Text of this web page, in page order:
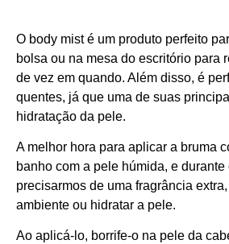
O body mist é um produto perfeito
bolsa ou na mesa do escritório para
de vez em quando. Além disso, é
quentes, já que uma de suas
hidratação da pele.
A melhor hora para aplicar a bruma
banho com a pele húmida, e durante
precisarmos de uma fragrância
ambiente ou hidratar a pele.
Ao aplicá-lo, borrife-o na pele da